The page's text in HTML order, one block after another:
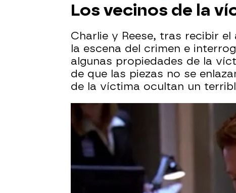
Los vecinos de la
Charlie y Reese, tras recibir
la escena del crimen e
algunas propiedades de la
de que las piezas no se
de la víctima ocultan un